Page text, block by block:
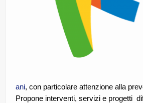
Lavora con noi
Centro Antiviolenza “Feminas” |
ani, con particolare attenzione alla
Propone interventi, servizi e progetti